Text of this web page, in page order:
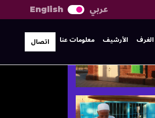
عربي English
الغرف الأرشيف معلومات عنا اتصال